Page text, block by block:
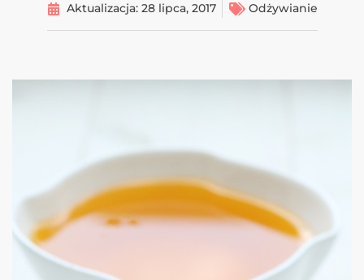
Aktualizacja: 28 lipca, 2017 Odżywianie